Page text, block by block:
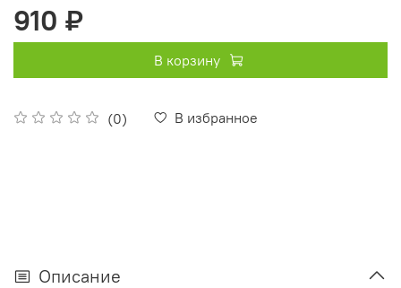
(0) В избранное
910 ₽
В корзину
Описание